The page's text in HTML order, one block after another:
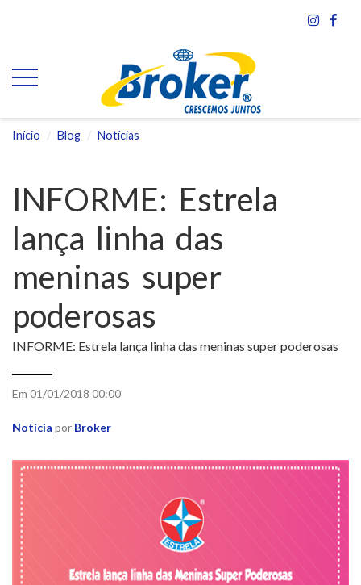
Início Blog Notícias
INFORME: Estrela
lança linha das
meninas super
poderosas
INFORME: Estrela lança linha das meninas super poderosas
Em 01/01/2018 00:00
Notícia por Broker